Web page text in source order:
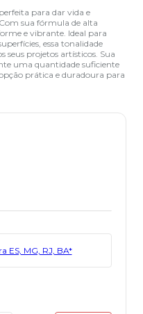
para dar vida e
sua fórmula de alta
e vibrante. Ideal para
essa tonalidade
seus projetos artísticos. Sua
uma quantidade suficiente
prática e duradoura para
ES, MG, RJ, BA*